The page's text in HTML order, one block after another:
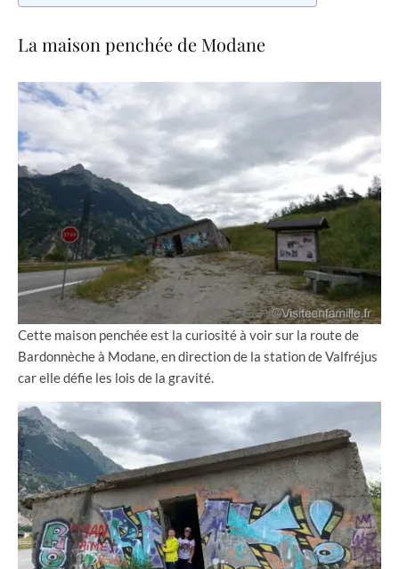
La maison penchée de Modane
Cette maison penchée est la curiosité à voir sur la route de
Bardonnèche à Modane, en direction de la station de Valfréjus
car elle défie les lois de la gravité.